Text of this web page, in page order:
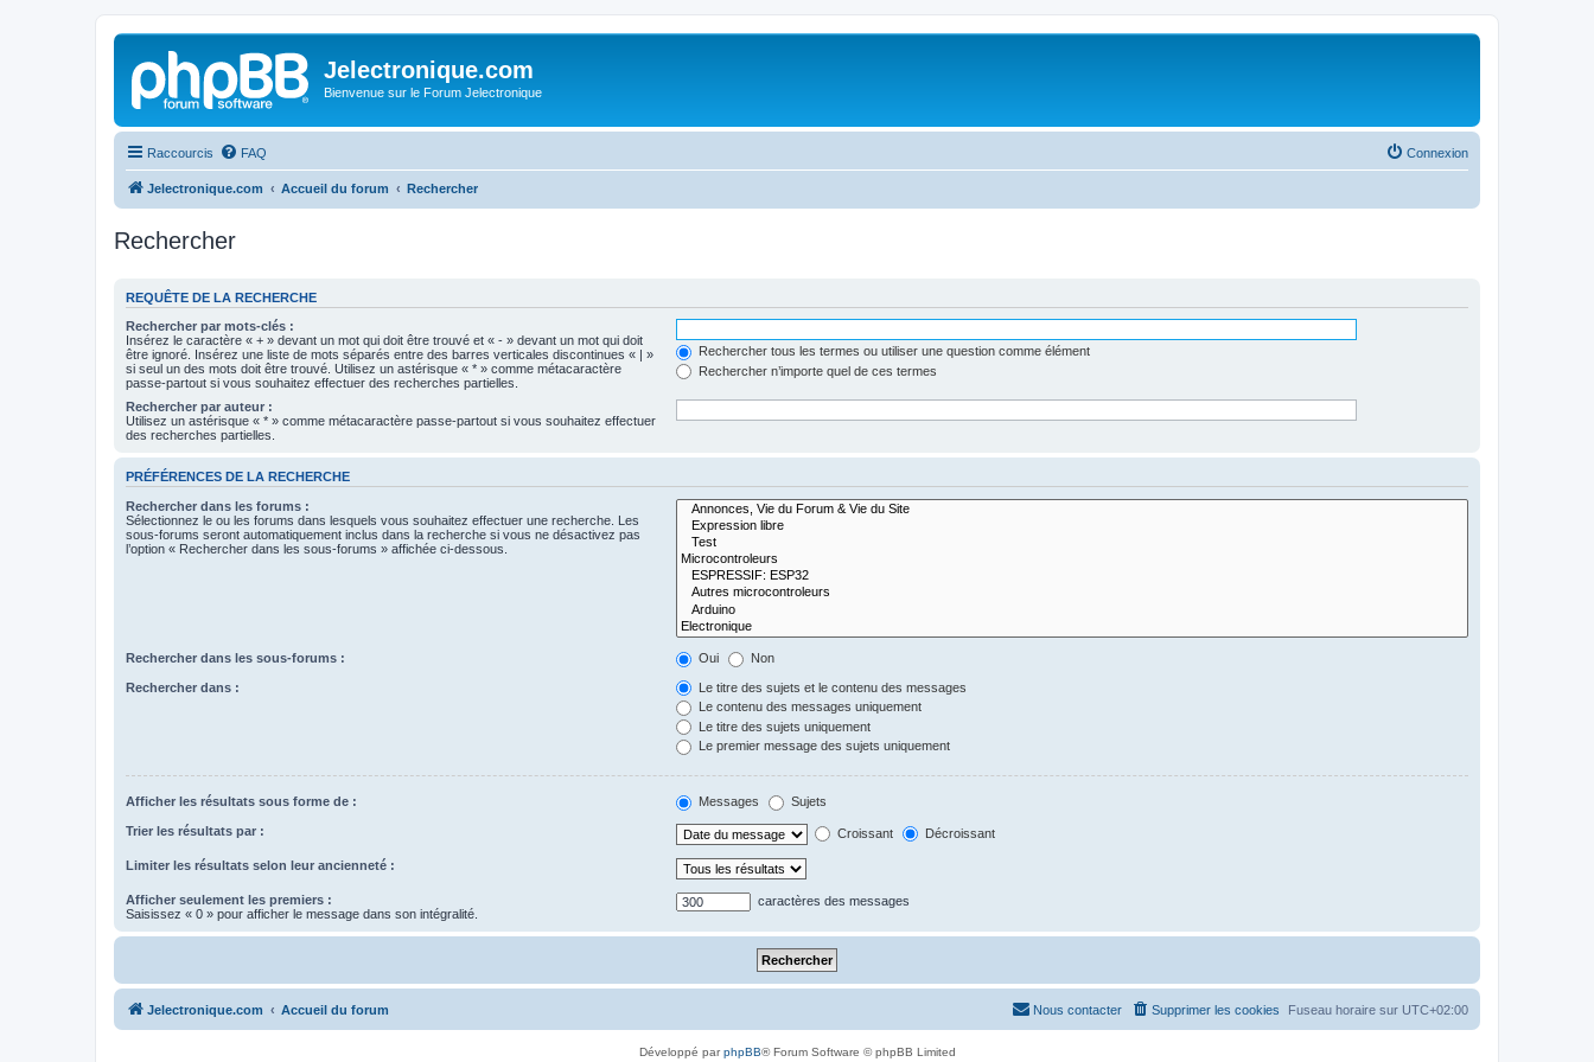
Jelectronique.com
Bienvenue sur le Forum Jelectronique
Raccourcis FAQ Connexion
Jelectronique.com Accueil du forum Rechercher
Rechercher
REQUÊTE DE LA RECHERCHE
Rechercher par mots-clés :
Insérez le caractère « + » devant un mot qui doit être trouvé et « - » devant un mot qui doit
être ignoré. Insérez une liste de mots séparés entre des barres verticales discontinues « | »
si seul un des mots doit être trouvé. Utilisez un astérisque « * » comme métacaractère
passe-partout si vous souhaitez effectuer des recherches partielles.
Rechercher tous les termes ou utiliser une question comme élément
Rechercher n’importe quel de ces termes
Rechercher par auteur :
Utilisez un astérisque « * » comme métacaractère passe-partout si vous souhaitez effectuer
des recherches partielles.
PRÉFÉRENCES DE LA RECHERCHE
Rechercher dans les forums :
Sélectionnez le ou les forums dans lesquels vous souhaitez effectuer une recherche. Les
sous-forums seront automatiquement inclus dans la recherche si vous ne désactivez pas
l’option « Rechercher dans les sous-forums » affichée ci-dessous.
Rechercher dans les sous-forums : Oui Non
Rechercher dans :
Le titre des sujets et le contenu des messages
Le contenu des messages uniquement
Le titre des sujets uniquement
Le premier message des sujets uniquement
Afficher les résultats sous forme de : Messages Sujets
Trier les résultats par : Croissant Décroissant
Limiter les résultats selon leur ancienneté :
Afficher seulement les premiers :
Saisissez « 0 » pour afficher le message dans son intégralité.
caractères des messages
Jelectronique.com Accueil du forum Fuseau horaire sur UTC+02:00
Supprimer les cookies
Nous contacter
Développé parphpBB® Forum Software © phpBB Limited